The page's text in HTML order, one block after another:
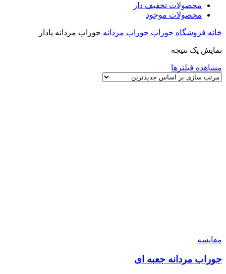
محصولات تخفیف دار
محصولات موجود
خانه فروشگاه جوراب جوراب مردانه جوراب مردانه پادار
نمایش یک نتیجه
مشاهده فیلترها
مقایسه
جوراب مردانه جعبه ای